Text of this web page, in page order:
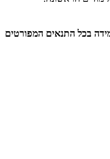
בכל התנאים המפורטים